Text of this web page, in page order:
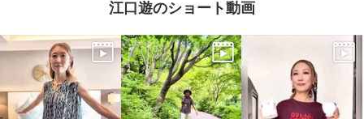
江口遊のショート動画